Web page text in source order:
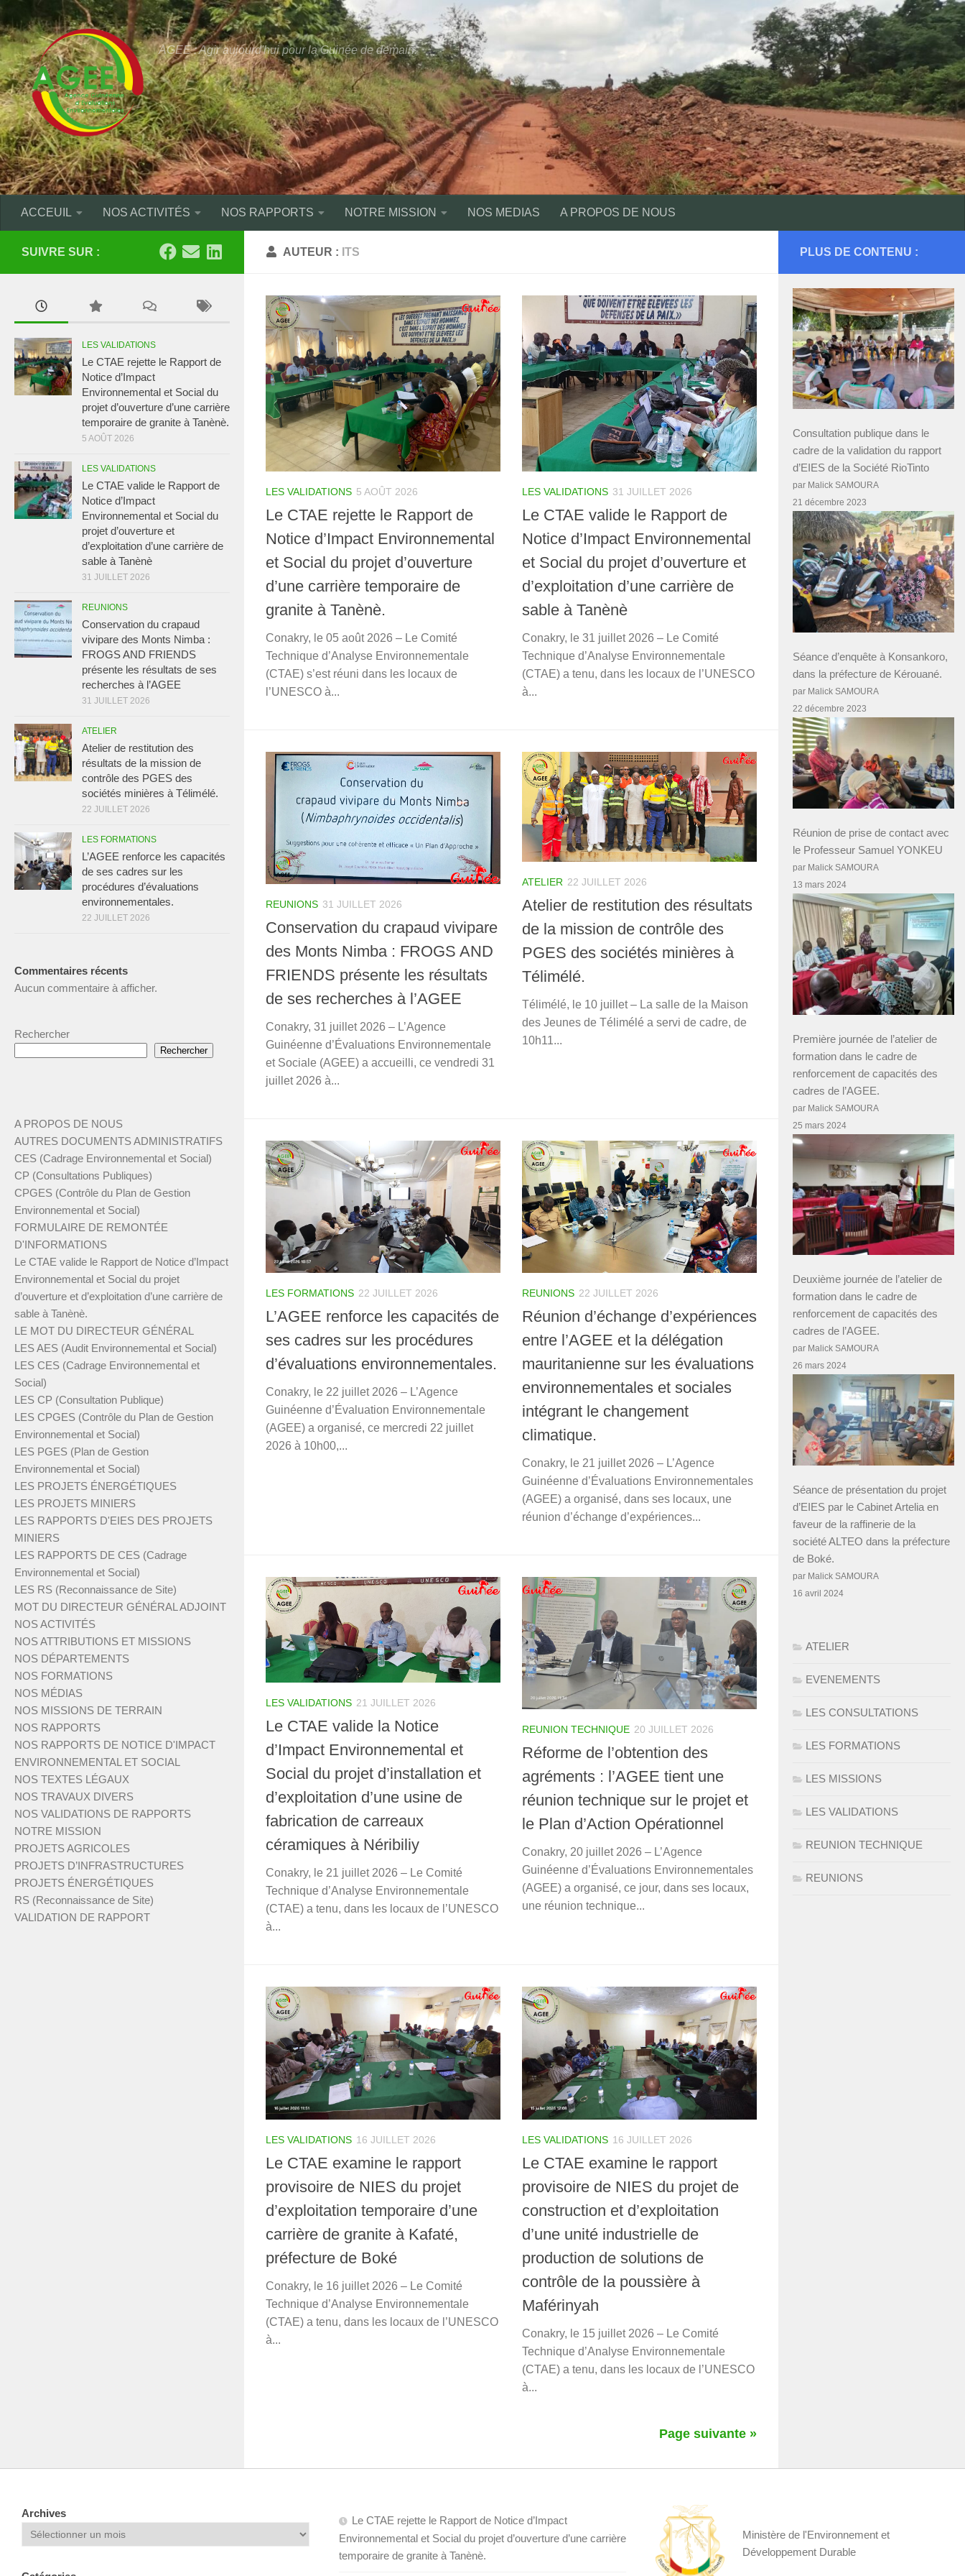
Skip to content
AGEE : Agir aujourd'hui pour la Guinée de demain.
ACCEUIL NOS ACTIVITÉS NOS RAPPORTS NOTRE MISSION NOS MEDIAS A PROPOS DE NOUS
AUTEUR : ITS
LES VALIDATIONS 5 AOÛT 2026
Le CTAE rejette le Rapport de
Notice d’Impact Environnemental
et Social du projet d’ouverture
d’une carrière temporaire de
granite à Tanènè.
Conakry, le 05 août 2026 – Le Comité
Technique d’Analyse Environnementale
(CTAE) s’est réuni dans les locaux de
l’UNESCO à...
LES VALIDATIONS 31 JUILLET 2026
Le CTAE valide le Rapport de
Notice d’Impact Environnemental
et Social du projet d’ouverture et
d’exploitation d’une carrière de
sable à Tanènè
Conakry, le 31 juillet 2026 – Le Comité
Technique d’Analyse Environnementale
(CTAE) a tenu, dans les locaux de l’UNESCO
à...
REUNIONS 31 JUILLET 2026
Conservation du crapaud vivipare
des Monts Nimba : FROGS AND
FRIENDS présente les résultats
de ses recherches à l’AGEE
Conakry, 31 juillet 2026 – L’Agence
Guinéenne d’Évaluations Environnementale
et Sociale (AGEE) a accueilli, ce vendredi 31
juillet 2026 à...
ATELIER 22 JUILLET 2026
Atelier de restitution des résultats
de la mission de contrôle des
PGES des sociétés minières à
Télimélé.
Télimélé, le 10 juillet – La salle de la Maison
des Jeunes de Télimélé a servi de cadre, de
10h11...
LES FORMATIONS 22 JUILLET 2026
L’AGEE renforce les capacités de
ses cadres sur les procédures
d’évaluations environnementales.
Conakry, le 22 juillet 2026 – L’Agence
Guinéenne d’Évaluation Environnementale
(AGEE) a organisé, ce mercredi 22 juillet
2026 à 10h00,...
REUNIONS 22 JUILLET 2026
Réunion d’échange d’expériences
entre l’AGEE et la délégation
mauritanienne sur les évaluations
environnementales et sociales
intégrant le changement
climatique.
Conakry, le 21 juillet 2026 – L’Agence
Guinéenne d’Évaluations Environnementales
(AGEE) a organisé, dans ses locaux, une
réunion d’échange d’expériences...
LES VALIDATIONS 21 JUILLET 2026
Le CTAE valide la Notice
d’Impact Environnemental et
Social du projet d’installation et
d’exploitation d’une usine de
fabrication de carreaux
céramiques à Néribiliy
Conakry, le 21 juillet 2026 – Le Comité
Technique d’Analyse Environnementale
(CTAE) a tenu, dans les locaux de l’UNESCO
à...
REUNION TECHNIQUE 20 JUILLET 2026
Réforme de l’obtention des
agréments : l’AGEE tient une
réunion technique sur le projet et
le Plan d’Action Opérationnel
Conakry, 20 juillet 2026 – L’Agence
Guinéenne d’Évaluations Environnementales
(AGEE) a organisé, ce jour, dans ses locaux,
une réunion technique...
LES VALIDATIONS 16 JUILLET 2026
Le CTAE examine le rapport
provisoire de NIES du projet
d’exploitation temporaire d’une
carrière de granite à Kafaté,
préfecture de Boké
Conakry, le 16 juillet 2026 – Le Comité
Technique d’Analyse Environnementale
(CTAE) a tenu, dans les locaux de l’UNESCO
à...
LES VALIDATIONS 16 JUILLET 2026
Le CTAE examine le rapport
provisoire de NIES du projet de
construction et d’exploitation
d’une unité industrielle de
production de solutions de
contrôle de la poussière à
Maférinyah
Conakry, le 15 juillet 2026 – Le Comité
Technique d’Analyse Environnementale
(CTAE) a tenu, dans les locaux de l’UNESCO
à...
Page suivante »
SUIVRE SUR :
LES VALIDATIONS
Le CTAE rejette le Rapport de
Notice d’Impact
Environnemental et Social du
projet d’ouverture d’une carrière
temporaire de granite à Tanènè.
5 AOÛT 2026
LES VALIDATIONS
Le CTAE valide le Rapport de
Notice d’Impact
Environnemental et Social du
projet d’ouverture et
d’exploitation d’une carrière de
sable à Tanènè
31 JUILLET 2026
REUNIONS
Conservation du crapaud
vivipare des Monts Nimba :
FROGS AND FRIENDS
présente les résultats de ses
recherches à l’AGEE
31 JUILLET 2026
ATELIER
Atelier de restitution des
résultats de la mission de
contrôle des PGES des
sociétés minières à Télimélé.
22 JUILLET 2026
LES FORMATIONS
L’AGEE renforce les capacités
de ses cadres sur les
procédures d’évaluations
environnementales.
22 JUILLET 2026
Commentaires récents
Aucun commentaire à afficher.
Rechercher
Rechercher
A PROPOS DE NOUS
AUTRES DOCUMENTS ADMINISTRATIFS
CES (Cadrage Environnemental et Social)
CP (Consultations Publiques)
CPGES (Contrôle du Plan de Gestion
Environnemental et Social)
FORMULAIRE DE REMONTÉE
D'INFORMATIONS
Le CTAE valide le Rapport de Notice d’Impact
Environnemental et Social du projet
d’ouverture et d’exploitation d’une carrière de
sable à Tanènè.
LE MOT DU DIRECTEUR GÉNÉRAL
LES AES (Audit Environnemental et Social)
LES CES (Cadrage Environnemental et
Social)
LES CP (Consultation Publique)
LES CPGES (Contrôle du Plan de Gestion
Environnemental et Social)
LES PGES (Plan de Gestion
Environnemental et Social)
LES PROJETS ÉNERGÉTIQUES
LES PROJETS MINIERS
LES RAPPORTS D'EIES DES PROJETS
MINIERS
LES RAPPORTS DE CES (Cadrage
Environnemental et Social)
LES RS (Reconnaissance de Site)
MOT DU DIRECTEUR GÉNÉRAL ADJOINT
NOS ACTIVITÉS
NOS ATTRIBUTIONS ET MISSIONS
NOS DÉPARTEMENTS
NOS FORMATIONS
NOS MÉDIAS
NOS MISSIONS DE TERRAIN
NOS RAPPORTS
NOS RAPPORTS DE NOTICE D'IMPACT
ENVIRONNEMENTAL ET SOCIAL
NOS TEXTES LÉGAUX
NOS TRAVAUX DIVERS
NOS VALIDATIONS DE RAPPORTS
NOTRE MISSION
PROJETS AGRICOLES
PROJETS D’INFRASTRUCTURES
PROJETS ÉNERGÉTIQUES
RS (Reconnaissance de Site)
VALIDATION DE RAPPORT
PLUS DE CONTENU :
Consultation publique dans le
cadre de la validation du rapport
d’EIES de la Société RioTinto
par Malick SAMOURA
21 décembre 2023
Séance d’enquête à Konsankoro,
dans la préfecture de Kérouané.
par Malick SAMOURA
22 décembre 2023
Réunion de prise de contact avec
le Professeur Samuel YONKEU
par Malick SAMOURA
13 mars 2024
Première journée de l’atelier de
formation dans le cadre de
renforcement de capacités des
cadres de l’AGEE.
par Malick SAMOURA
25 mars 2024
Deuxième journée de l’atelier de
formation dans le cadre de
renforcement de capacités des
cadres de l’AGEE.
par Malick SAMOURA
26 mars 2024
Séance de présentation du projet
d’EIES par le Cabinet Artelia en
faveur de la raffinerie de la
société ALTEO dans la préfecture
de Boké.
par Malick SAMOURA
16 avril 2024
ATELIER
EVENEMENTS
LES CONSULTATIONS
LES FORMATIONS
LES MISSIONS
LES VALIDATIONS
REUNION TECHNIQUE
REUNIONS
Archives
Archives
Le CTAE rejette le Rapport de Notice d’Impact
Environnemental et Social du projet d’ouverture d’une carrière
temporaire de granite à Tanènè.
Ministère de l'Environnement et
Développement Durable